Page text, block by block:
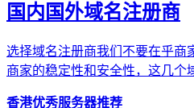
国内国外域名注册商
选择域名注册商我们不要在乎商
商家的稳定性和安全性，这几个
香港优秀服务器推荐